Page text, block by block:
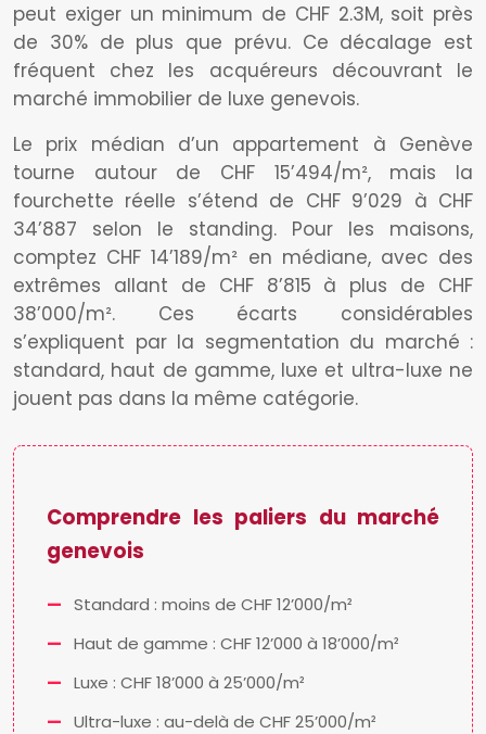
peut exiger un minimum de CHF 2.3M, soit près
de 30% de plus que prévu. Ce décalage est
fréquent chez les acquéreurs découvrant le
marché immobilier de luxe genevois.
Le prix médian d’un appartement à Genève
tourne autour de CHF 15’494/m², mais la
fourchette réelle s’étend de CHF 9’029 à CHF
34’887 selon le standing. Pour les maisons,
comptez CHF 14’189/m² en médiane, avec des
extrêmes allant de CHF 8’815 à plus de CHF
38’000/m². Ces écarts considérables
s’expliquent par la segmentation du marché :
standard, haut de gamme, luxe et ultra-luxe ne
jouent pas dans la même catégorie.
Comprendre les paliers du marché
genevois
Standard : moins de CHF 12’000/m²
Haut de gamme : CHF 12’000 à 18’000/m²
Luxe : CHF 18’000 à 25’000/m²
Ultra-luxe : au-delà de CHF 25’000/m²